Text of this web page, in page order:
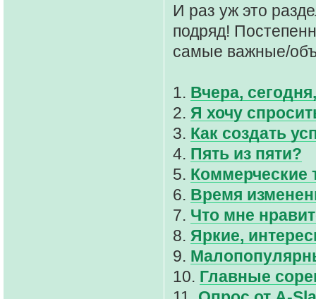
И раз уж это
подряд!
самые важные/
1. Вчера,
2. Я хочу
3. Как создать
4. Пять из пяти?
5.
6. Время
7. Что мне
8. Яркие,
9.
10. Главные